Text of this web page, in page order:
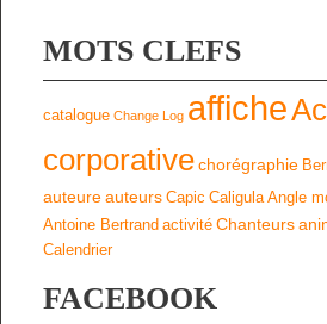
MOTS CLEFS
catalogue Change Log affiche
corporativechorégraphie
auteureauteurs Capic Caligula Angle
Antoine Bertrand activité Chanteurs
Calendrier
FACEBOOK